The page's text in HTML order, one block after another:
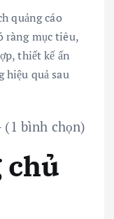
quảng cáo
ràng mục tiêu,
thiết kế ấn
hiệu quả sau
(1 bình chọn)
chủ